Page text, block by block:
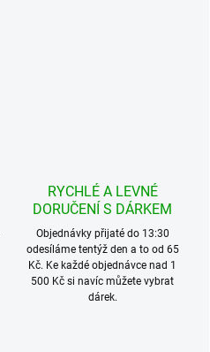
RYCHLÉ A LEVNÉ
DORUČENÍ S DÁRKEM
Objednávky přijaté do 13:30
odesíláme tentýž den a to od 65
Kč. Ke každé objednávce nad 1
500 Kč si navíc můžete vybrat
dárek.